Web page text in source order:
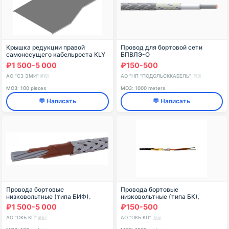
Крышка редукции правой
самонесущего кабельроста KLY
000x00 P, с габаритными
размерами от 300x200 мм до
1000x800 мм, с толщиной м
₽1 500-5 000
АО "СЗ ЭМИ" 🇷🇺
МОЗ: 100 pieces
💬 Написать
Провод для бортовой сети
БПВЛЭ-О
₽150-500
АО "НП "ПОДОЛЬСККАБЕЛЬ" 🇷🇺
МОЗ: 1000 meters
💬 Написать
Провода бортовые
низковольтные (типа БИФ),
произведенные АО «ОКБ КП» по
ТУ 16-505.945-76
₽1 500-5 000
АО "ОКБ КП" 🇷🇺
Провода бортовые
низковольтные (типа БК),
произведенные АО «ОКБ КП» по
ДКЮГ.358300.014ТУ
₽150-500
АО "ОКБ КП" 🇷🇺